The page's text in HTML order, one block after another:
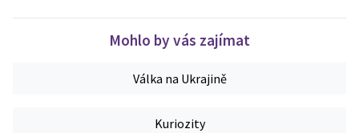
Mohlo by vás zajímat
Válka na Ukrajině
Kuriozity